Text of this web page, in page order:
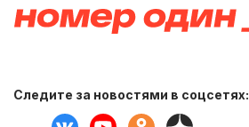
Следите за новостями в соцсетях: